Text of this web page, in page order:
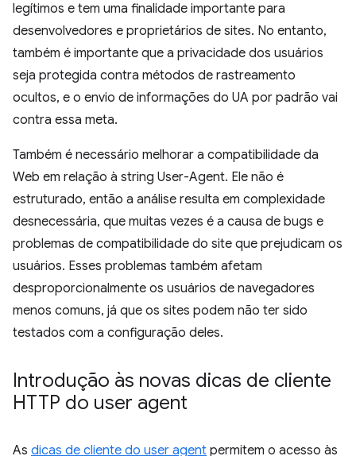
legítimos e tem uma finalidade importante para
desenvolvedores e proprietários de sites. No entanto,
também é importante que a privacidade dos usuários
seja protegida contra métodos de rastreamento
ocultos, e o envio de informações do UA por padrão vai
contra essa meta.
Também é necessário melhorar a compatibilidade da
Web em relação à string User-Agent. Ele não é
estruturado, então a análise resulta em complexidade
desnecessária, que muitas vezes é a causa de bugs e
problemas de compatibilidade do site que prejudicam os
usuários. Esses problemas também afetam
desproporcionalmente os usuários de navegadores
menos comuns, já que os sites podem não ter sido
testados com a configuração deles.
Introdução às novas dicas de cliente
HTTP do user agent
As dicas de cliente do user agent permitem o acesso às